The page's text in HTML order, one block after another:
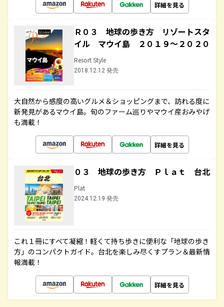
詳細を見る
Ｒ０３ 地球の歩き方 リゾートスタ
イル マウイ島 ２０１９～２０２０
Resort Style
2018.12.12 発売
大自然から感度の高いグルメ＆ショッピングまで、訪れる度に
新発見があるマウイ島。旬のファーム巡りやマウイ産おみやげ
も満載！
詳細を見る
０３ 地球の歩き方 Ｐｌａｔ 台北
Plat
2024.12.19 発売
これ１冊にすべて凝縮！軽くて持ち歩きに便利な「地球の歩き
方」のコンパクトガイド。台北を楽しみ尽くすプラン＆最新情
報満載！
詳細を見る